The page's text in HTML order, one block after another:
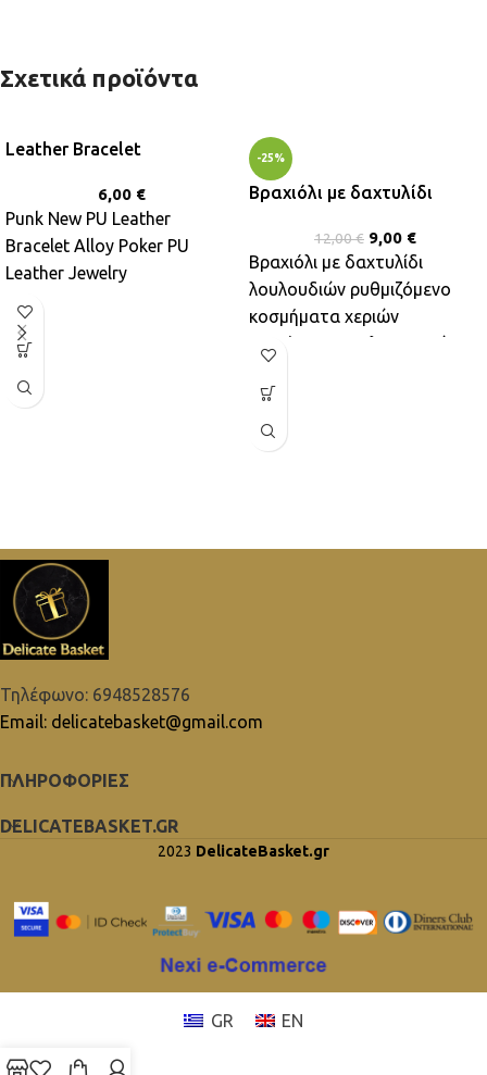
Σχετικά προϊόντα
Leather Bracelet
6,00 €
Punk New PU Leather
Bracelet Alloy Poker PU
Leather Jewelry
-25%
Βραχιόλι με δαχτυλίδι
12,00€ 9,00 €
Βραχιόλι με δαχτυλίδι
λουλουδιών ρυθμιζόμενο
κοσμήματα χεριών
Τηλέφωνο: 6948528576
Email: delicatebasket@gmail.com
ΠΛΗΡΟΦΟΡΙΕΣ
DELICATEBASKET.GR
2023 DelicateBasket.gr
GR EN